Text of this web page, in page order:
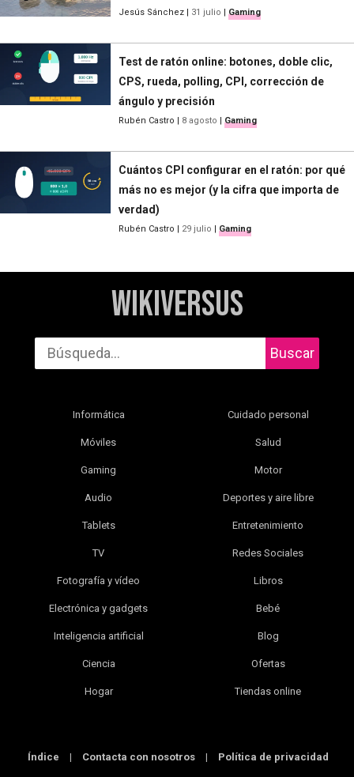
Jesús Sánchez | 31 julio | Gaming
Test de ratón online: botones, doble clic,
CPS, rueda, polling, CPI, corrección de
ángulo y precisión
Rubén Castro | 8 agosto | Gaming
Cuántos CPI configurar en el ratón: por qué
más no es mejor (y la cifra que importa de
verdad)
Rubén Castro | 29 julio | Gaming
WikiVersus
Buscar
Informática
Móviles
Gaming
Audio
Tablets
TV
Fotografía y vídeo
Electrónica y gadgets
Inteligencia artificial
Ciencia
Hogar
Cuidado personal
Salud
Motor
Deportes y aire libre
Entretenimiento
Redes Sociales
Libros
Bebé
Blog
Ofertas
Tiendas online
Índice | Contacta con nosotros | Política de privacidad